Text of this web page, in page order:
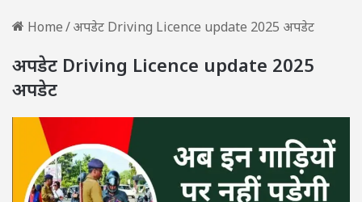
Home/अपडेट Driving Licence update 2025 अपडेट
अपडेट Driving Licence update 2025
अपडेट